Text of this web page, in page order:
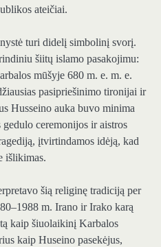
ateičiai.
turi didelį simbolinį svorį.
šiitų islamo pasakojimu:
mūšyje 680 m. e. m. e.
pasipriešinimo tironijai ir
Husseino auka buvo minima
ceremonijos ir aistros
įtvirtindamos idėją, kad
išlikimas.
šią religinę tradiciją per
m. Irano ir Irako karą
kaip šiuolaikinį Karbalos
kaip Huseino pasekėjus,